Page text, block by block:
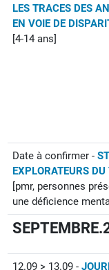
LES TRACES DES
EN VOIE DE
[4-14 ans]
Date à confirmer -
EXPLORATEURS
[pmr, personnes
une déficience
12.09 > 13.09 -